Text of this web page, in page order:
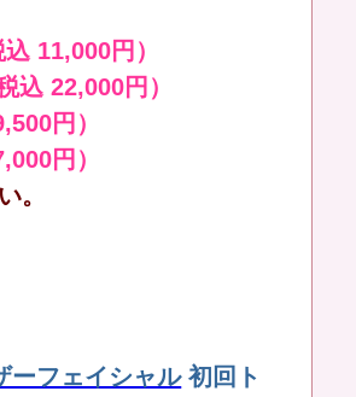
11,000円）
込 22,000円）
円）
円）
。
ーフェイシャル 初回ト